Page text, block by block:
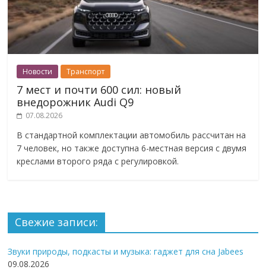
Новости Транспорт
7 мест и почти 600 сил: новый
внедорожник Audi Q9
07.08.2026
В стандартной комплектации автомобиль рассчитан на
7 человек, но также доступна 6-местная версия с двумя
креслами второго ряда с регулировкой.
Свежие записи:
Звуки природы, подкасты и музыка: гаджет для сна Jabees
09.08.2026